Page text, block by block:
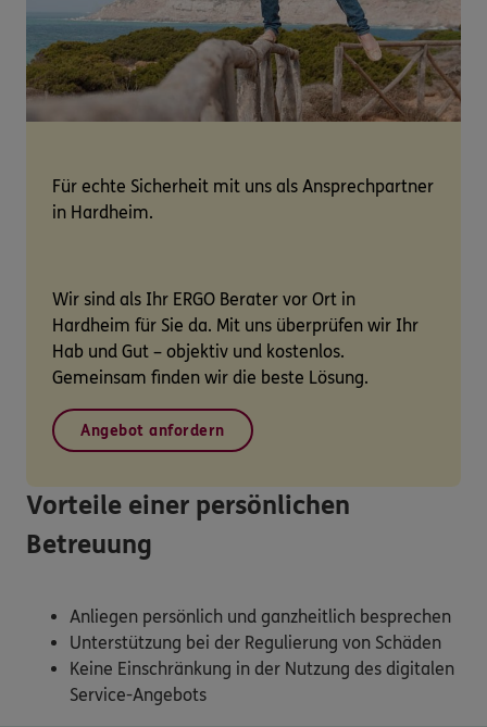
Für echte Sicherheit mit uns als Ansprechpartner
in Hardheim.
Wir sind als Ihr ERGO Berater vor Ort in
Hardheim für Sie da. Mit uns überprüfen wir Ihr
Hab und Gut – objektiv und kostenlos.
Gemeinsam finden wir die beste Lösung.
Angebot anfordern
Vorteile einer persönlichen
Betreuung
Anliegen persönlich und ganzheitlich besprechen
Unterstützung bei der Regulierung von Schäden
Keine Einschränkung in der Nutzung des digitalen
Service-Angebots